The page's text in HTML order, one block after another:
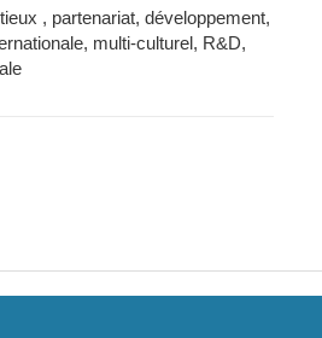
, partenariat, développement,
multi-culturel, R&D,